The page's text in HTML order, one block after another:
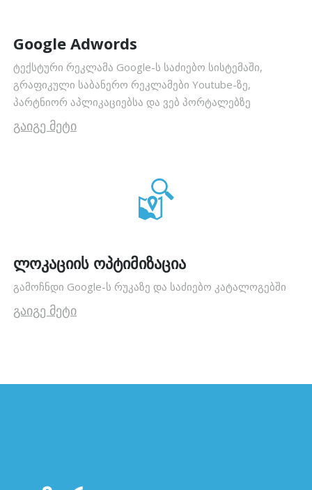
Google Adwords
ტექსტური რეკლამა Google-ს საძიებო სისტემაში,
გრაფიკული საბანერო რეკლამები Youtube-ზე,
პარტნიორ აპლიკაციებსა და ვებ პორტალებზე
გაიგე მეტი
ლოკაციის ოპტიმიზაცია
გამოჩნდი Google-ს რუკაზე და საძიებო კატალოგებში
გაიგე მეტი